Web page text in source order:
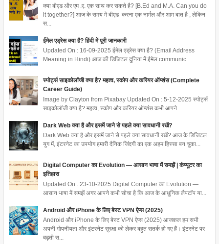
क्या बीएड और एम .ए. एक साथ कर सकते है? [B.Ed and M.A. Can you do
it together?] आज के समय में बीएड करना एक नार्मल और आम बात है , लेकिन
स...
ईमेल एड्रेस क्या है? हिंदी में पूरी जानकारी
Updated On : 16-09-2025 ईमेल एड्रेस क्या है? (Email Address
Meaning in Hindi) आज की डिजिटल दुनिया में ईमेल communic...
स्पोर्ट्स साइकोलॉजी क्या है? महत्व, स्कोप और करियर ऑप्शंस (Complete
Career Guide)
Image by Clayton from Pixabay Updated On : 5-12-2025 स्पोर्ट्स
साइकोलॉजी क्या है? महत्व, स्कोप और करियर ऑप्शंस कभी आपने ...
Dark Web क्या है और इसमें जाने से पहले क्या सावधानी रखें?
Dark Web क्या है और इसमें जाने से पहले क्या सावधानी रखें? आज के डिजिटल
युग में, इंटरनेट का उपयोग हमारी दैनिक जिंदगी का एक अहम हिस्सा बन चुका...
Digital Computer का Evolution — आसान भाषा में समझें | कंप्यूटर का
इतिहास
Updated On : 23-10-2025 Digital Computer का Evolution —
आसान भाषा में समझें अगर आपने कभी सोचा है कि आज के आधुनिक लैपटॉप या...
Android और iPhone के लिए बेस्ट VPN ऐप्स (2025)
Android और iPhone के लिए बेस्ट VPN ऐप्स (2025) आजकल हम सभी
अपनी गोपनीयता और इंटरनेट सुरक्षा को लेकर बहुत सतर्क हो गए हैं। इंटरनेट पर
बढ़ती स...